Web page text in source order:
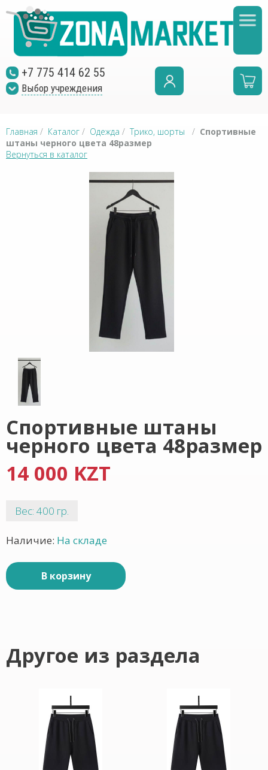
+7 775 414 62 55
Выбор учреждения
Главная / Каталог / Одежда / Трико, шорты / Спортивные
штаны черного цвета 48размер
Вернуться в каталог
Спортивные штаны
черного цвета 48размер
14 000 KZT
Вес: 400 гр.
Наличие: На складе
В корзину
Другое из раздела